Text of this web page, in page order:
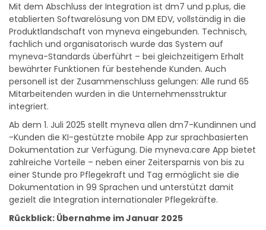
Mit dem Abschluss der Integration ist dm7 und p.plus, die
etablierten Softwarelösung von DM EDV, vollständig in die
Produktlandschaft von myneva eingebunden. Technisch,
fachlich und organisatorisch wurde das System auf
myneva-Standards überführt – bei gleichzeitigem Erhalt
bewährter Funktionen für bestehende Kunden. Auch
personell ist der Zusammenschluss gelungen: Alle rund 65
Mitarbeitenden wurden in die Unternehmensstruktur
integriert.
Ab dem 1. Juli 2025 stellt myneva allen dm7-Kundinnen und
-Kunden die KI-gestützte mobile App zur sprachbasierten
Dokumentation zur Verfügung. Die myneva.care App bietet
zahlreiche Vorteile – neben einer Zeitersparnis von bis zu
einer Stunde pro Pflegekraft und Tag ermöglicht sie die
Dokumentation in 99 Sprachen und unterstützt damit
gezielt die Integration internationaler Pflegekräfte.
Rückblick: Übernahme im Januar 2025